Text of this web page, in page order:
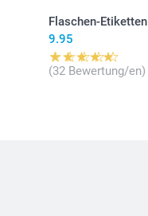
Flaschen-Etiketten
9.95
(32 Bewertung/en)